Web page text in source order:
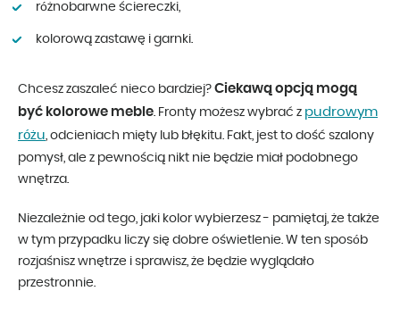
różnobarwne ściereczki,
kolorową zastawę i garnki.
Chcesz zaszaleć nieco bardziej? Ciekawą opcją mogą
być kolorowe meble. Fronty możesz wybrać z pudrowym
różu, odcieniach mięty lub błękitu. Fakt, jest to dość szalony
pomysł, ale z pewnością nikt nie będzie miał podobnego
wnętrza.
Niezależnie od tego, jaki kolor wybierzesz - pamiętaj, że także
w tym przypadku liczy się dobre oświetlenie. W ten sposób
rozjaśnisz wnętrze i sprawisz, że będzie wyglądało
przestronnie.